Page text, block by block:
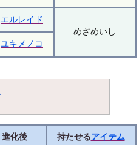
エルレイド
めざめいし
ユキメノコ
進化後 持たせるアイテム